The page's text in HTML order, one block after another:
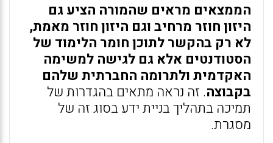
הממצאים מראים שהמורה הציע גם
היזון חוזר מרחיב וגם היזון חוזר מאמת,
לא רק בהקשר לתוכן חומר הלימוד של
הסטודנטים אלא גם לגישה למשימה
האקדמית ולתרומה החברתית שלהם
בקבוצה. זה נראה מתאים בהגדרות של
תמיכה בתהליך בניית ידע בסוג זה של
מסגרת.